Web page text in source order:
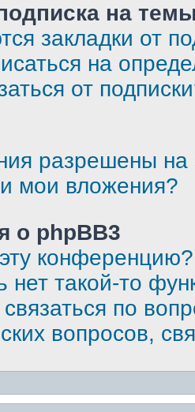
на
закладки от
на
от
разрешены
мои вложения?
о phpBB3
конференцию?
нет такой-то
по
вопросов,